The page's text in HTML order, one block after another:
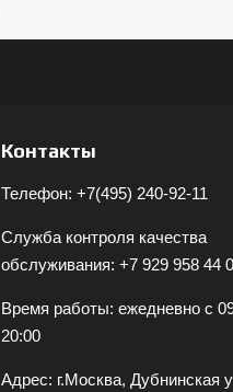
Контакты
Телефон: +7(495) 240-92-11
Служба контроля качества
обслуживания: +7 929 958 44
Время работы: ежедневно с
20:00
Адрес: г.Москва, Дубнинская